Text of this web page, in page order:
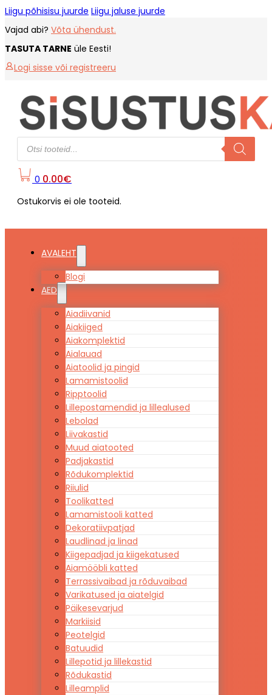
Liigu põhisisu juurde Liigu jaluse juurde
Vajad abi? Võta ühendust.
TASUTA TARNE üle Eesti!
Logi sisse või registreeru
Products
search
0 0.00€
Ostukorvis ei ole tooteid.
AVALEHT
Blogi
AED
Aiadiivanid
Aiakiiged
Aiakomplektid
Aialauad
Aiatoolid ja pingid
Lamamistoolid
Ripptoolid
Lillepostamendid ja lillealused
Lebolad
Liivakastid
Muud aiatooted
Padjakastid
Rõdukomplektid
Riiulid
Toolikatted
Lamamistooli katted
Dekoratiivpatjad
Laudlinad ja linad
Kiigepadjad ja kiigekatused
Aiamööbli katted
Terrassivaibad ja rõduvaibad
Varikatused ja aiatelgid
Päikesevarjud
Markiisid
Peotelgid
Batuudid
Lillepotid ja lillekastid
Rõdukastid
Lilleamplid